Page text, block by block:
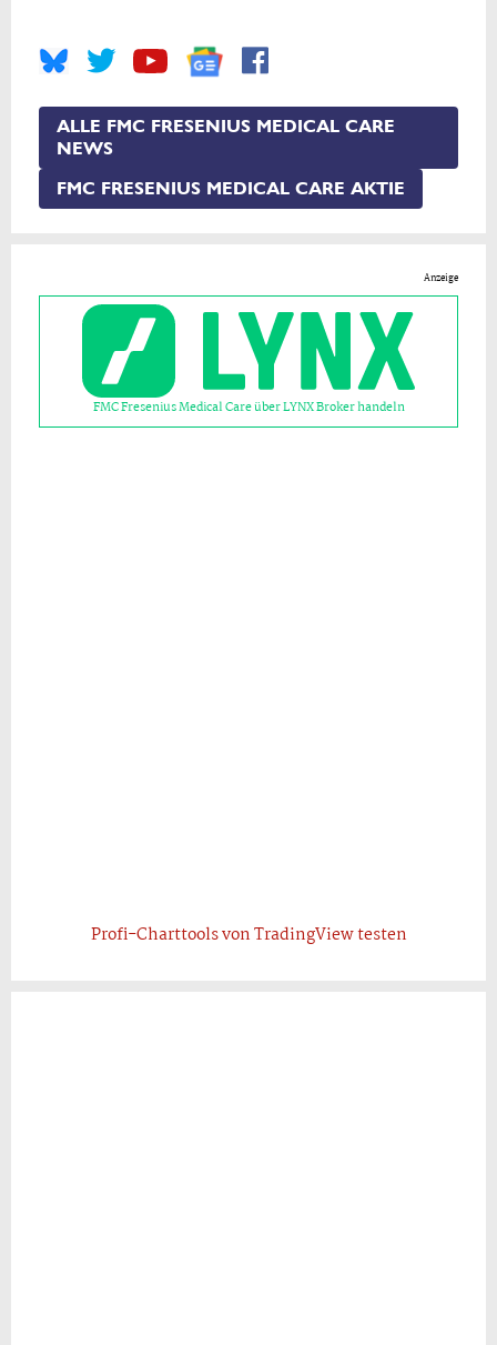
ALLE FMC FRESENIUS MEDICAL CARE
NEWS
FMC FRESENIUS MEDICAL CARE AKTIE
Anzeige
FMC Fresenius Medical Care über LYNX Broker handeln
Profi-Charttools von TradingView testen